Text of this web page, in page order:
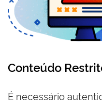
Conteúdo
É necessário